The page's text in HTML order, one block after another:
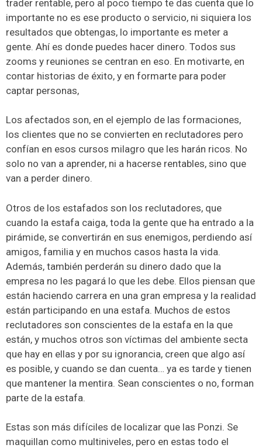
trader rentable, pero al poco tiempo te das cuenta que lo
importante no es ese producto o servicio, ni siquiera los
resultados que obtengas, lo importante es meter a
gente. Ahí es donde puedes hacer dinero. Todos sus
zooms y reuniones se centran en eso. En motivarte, en
contar historias de éxito, y en formarte para poder
captar personas,
Los afectados son, en el ejemplo de las formaciones,
los clientes que no se convierten en reclutadores pero
confían en esos cursos milagro que les harán ricos. No
solo no van a aprender, ni a hacerse rentables, sino que
van a perder dinero.
Otros de los estafados son los reclutadores, que
cuando la estafa caiga, toda la gente que ha entrado a la
pirámide, se convertirán en sus enemigos, perdiendo así
amigos, familia y en muchos casos hasta la vida.
Además, también perderán su dinero dado que la
empresa no les pagará lo que les debe. Ellos piensan que
están haciendo carrera en una gran empresa y la realidad
están participando en una estafa. Muchos de estos
reclutadores son conscientes de la estafa en la que
están, y muchos otros son víctimas del ambiente secta
que hay en ellas y por su ignorancia, creen que algo así
es posible, y cuando se dan cuenta… ya es tarde y tienen
que mantener la mentira. Sean conscientes o no, forman
parte de la estafa.
Estas son más difíciles de localizar que las Ponzi. Se
maquillan como multiniveles, pero en estas todo el